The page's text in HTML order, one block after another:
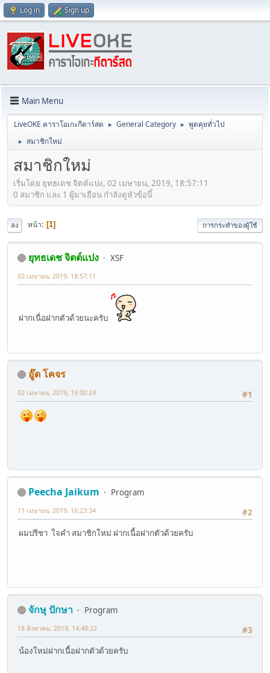
Log in Sign up
Main Menu
LiveOKE คาราโอเกะกีตาร์สด ► General Category ► พูดคุยทั่วไป
► สมาชิกใหม่
สมาชิกใหม่
เริ่มโดย ยุทธเดช จิตต์แปง, 02 เมษายน, 2019, 18:57:11
0 สมาชิก และ 1 ผู้มาเยือน กำลังดูหัวข้อนี้
ลง หน้า 1 การกระทำของผู้ใช้
ยุทธเดช จิตต์แปง XSF
02 เมษายน, 2019, 18:57:11
ฝากเนื่อฝากตัวด้วยนะครับ
อู๊ด โคจร
#1
02 เมษายน, 2019, 19:00:24
Peecha Jaikum
Program
#2
11 เมษายน, 2019, 16:23:34
ผมปรีชา ใจคำ สมาชิกใหม่ ฝากเนื้อฝากตัวด้วยครับ
จักษุ ปักษา
Program
#3
18 สิงหาคม, 2019, 14:48:22
น้องใหม่ฝากเนื้อฝากตัวด้วยครับ